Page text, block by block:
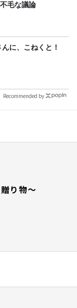
毛な議論
に、こねくと！
Recommended by
り物～